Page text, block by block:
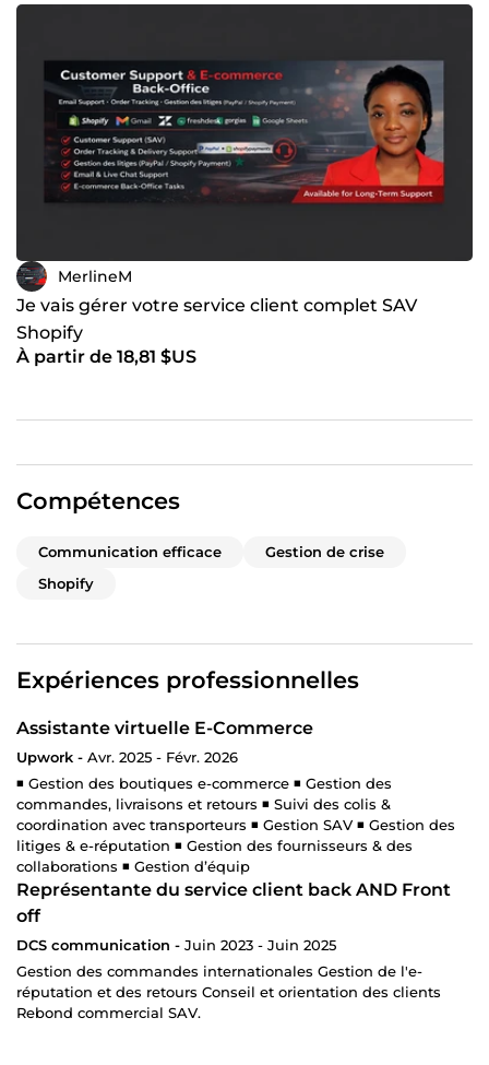
MerlineM
Je vais gérer votre service client complet SAV
Shopify
À partir de 18,81 $US
Compétences
Communication efficace
Gestion de crise
Shopify
Expériences professionnelles
Assistante virtuelle E-Commerce
Upwork - Avr. 2025 - Févr. 2026
◾ Gestion des boutiques e-commerce ◾ Gestion des
commandes, livraisons et retours ◾ Suivi des colis &
coordination avec transporteurs ◾ Gestion SAV ◾ Gestion des
litiges & e-réputation ◾ Gestion des fournisseurs & des
collaborations ◾ Gestion d’équip
Représentante du service client back AND Front
off
DCS communication - Juin 2023 - Juin 2025
Gestion des commandes internationales Gestion de l'e-
réputation et des retours Conseil et orientation des clients
Rebond commercial SAV.